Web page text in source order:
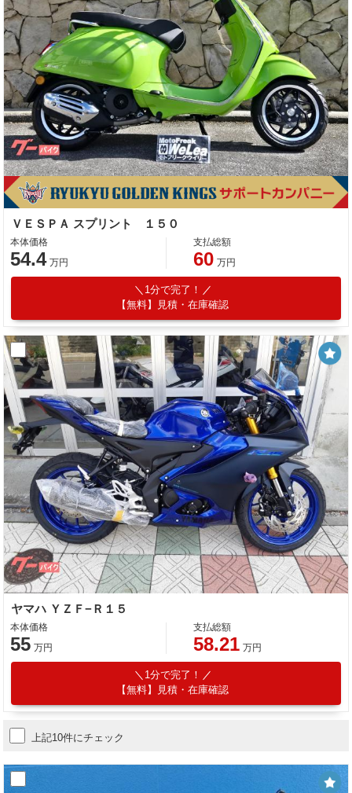
ＶＥＳＰＡ スプリント １５０
本体価格
54.4 万円
支払総額
60 万円
1分で完了！
【無料】見積・在庫確認
ヤマハ ＹＺＦ−Ｒ１５
本体価格
55 万円
支払総額
58.21 万円
1分で完了！
【無料】見積・在庫確認
上記10件にチェック